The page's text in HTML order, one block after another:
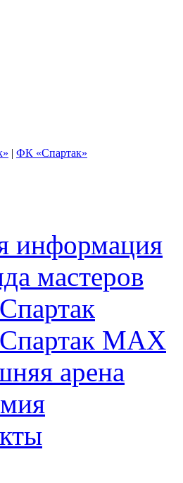
| ФК «Спартак»
информация
мастеров
МАХ
арена